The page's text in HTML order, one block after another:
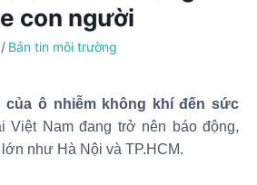
con người
/ Bản tin môi trường
của ô nhiễm không khí đến sức
Việt Nam đang trở nên báo động,
như Hà Nội và TP.HCM.